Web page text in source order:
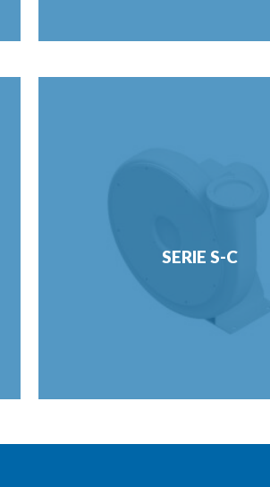
SERIE S-C